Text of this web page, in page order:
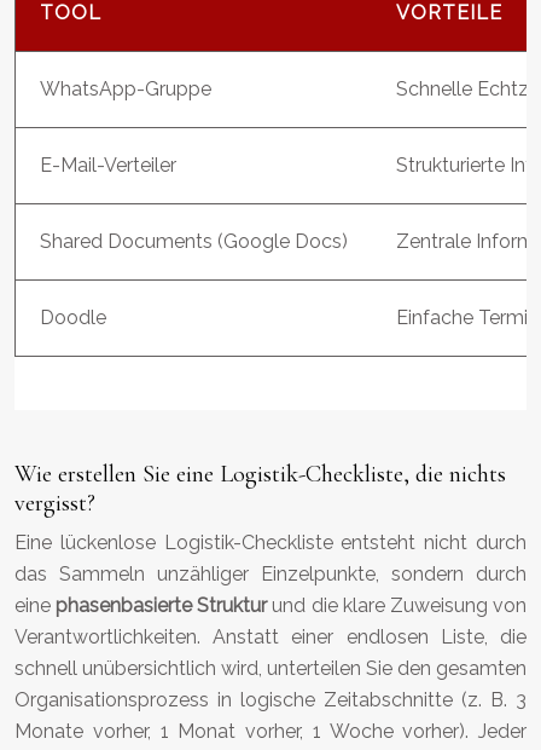
TOOL VORTEILE
WhatsApp-Gruppe Schnelle
E-Mail-Verteiler Strukturierte
Shared Documents (Google Docs) Zentrale
Doodle Einfache
Wie erstellen Sie eine Logistik-Checkliste, die nichts
vergisst?
Eine lückenlose Logistik-Checkliste entsteht nicht durch
das Sammeln unzähliger Einzelpunkte, sondern durch
eine phasenbasierte Strukturund die klare Zuweisung von
Verantwortlichkeiten. Anstatt einer endlosen Liste, die
schnell unübersichtlich wird, unterteilen Sie den gesamten
Organisationsprozess in logische Zeitabschnitte (z. B. 3
Monate vorher, 1 Monat vorher, 1 Woche vorher). Jeder